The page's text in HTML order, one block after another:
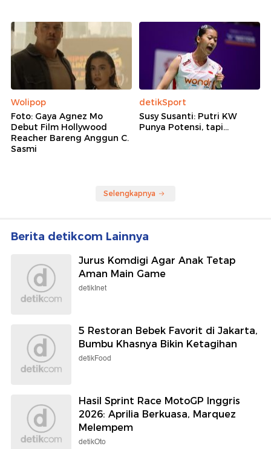
Wolipop
Foto: Gaya Agnez Mo
Debut Film Hollywood
Reacher Bareng Anggun C.
Sasmi
detikSport
Susy Susanti: Putri KW
Punya Potensi, tapi...
Selengkapnya
Berita detikcom Lainnya
Jurus Komdigi Agar Anak Tetap
Aman Main Game
detikInet
5 Restoran Bebek Favorit di Jakarta,
Bumbu Khasnya Bikin Ketagihan
detikFood
Hasil Sprint Race MotoGP Inggris
2026: Aprilia Berkuasa, Marquez
Melempem
detikOto